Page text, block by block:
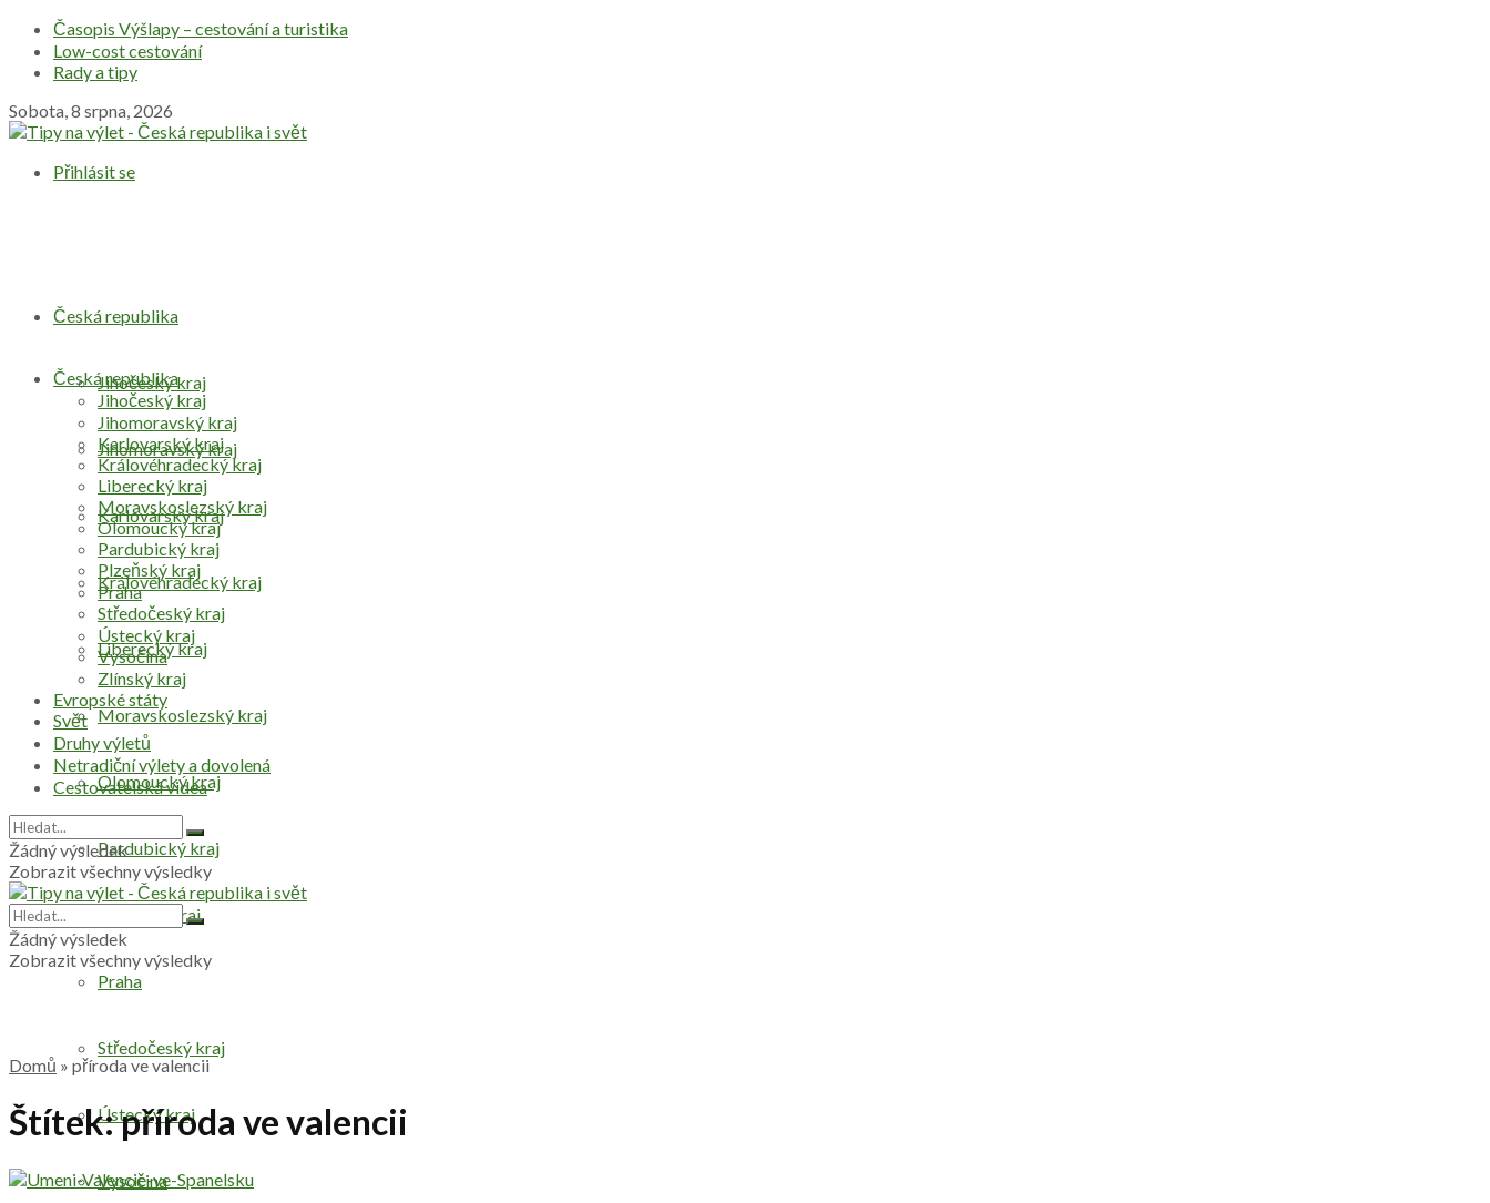
Časopis Výšlapy – cestování a turistika
Low-cost cestování
Rady a tipy
Sobota, 8 srpna, 2026
Přihlásit se
Česká republika
Jihočeský kraj
Jihomoravský kraj
Karlovarský kraj
Královéhradecký kraj
Liberecký kraj
Moravskoslezský kraj
Olomoucký kraj
Pardubický kraj
Plzeňský kraj
Praha
Středočeský kraj
Ústecký kraj
Vysočina
Česká republika
Jihočeský kraj
Jihomoravský kraj
Karlovarský kraj
Královéhradecký kraj
Liberecký kraj
Moravskoslezský kraj
Olomoucký kraj
Pardubický kraj
Plzeňský kraj
Praha
Středočeský kraj
Ústecký kraj
Vysočina
Zlínský kraj
Evropské státy
Svět
Druhy výletů
Netradiční výlety a dovolená
Cestovatelská videa
Žádný výsledek
Zobrazit všechny výsledky
Žádný výsledek
Zobrazit všechny výsledky
Domů » příroda ve valencii
Štítek:příroda ve valencii